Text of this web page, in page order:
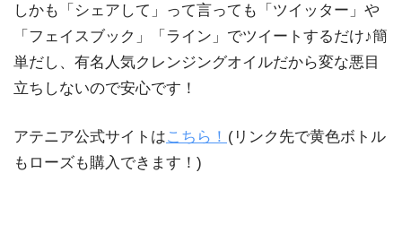
しかも「シェアして」って言っても「ツイッター」や
「フェイスブック」「ライン」でツイートするだけ♪簡
単だし、有名人気クレンジングオイルだから変な悪目
立ちしないので安心です！
アテニア公式サイトはこちら！ (リンク先で黄色ボトル
もローズも購入できます！)